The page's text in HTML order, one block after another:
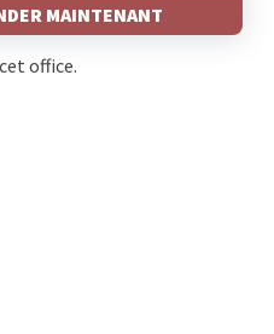
MAINTENANT
office.